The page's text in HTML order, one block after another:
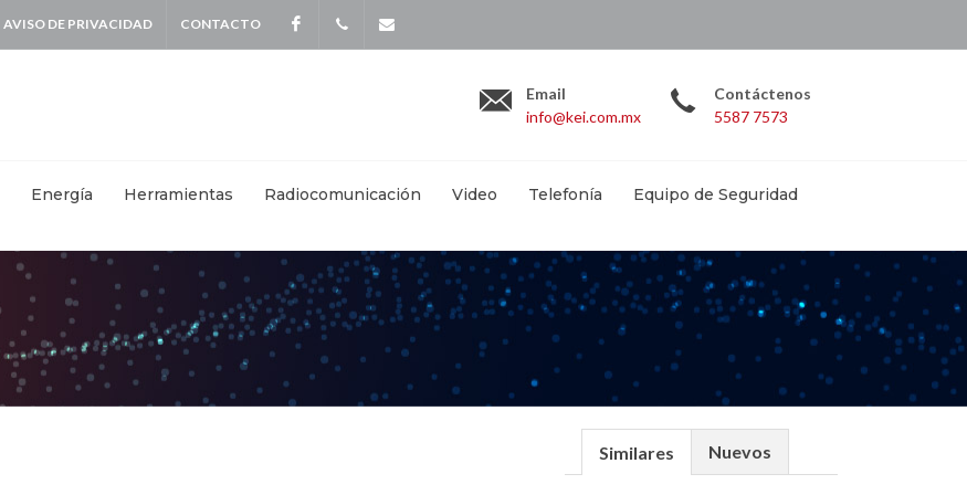
AVISO DE PRIVACIDAD CONTACTO Facebook
55871570
Email
info@kei.com.mx
Contáctenos
5587 7573
Energía Herramientas Radiocomunicación Video Telefonía Equipo de Seguridad
Similares Nuevos